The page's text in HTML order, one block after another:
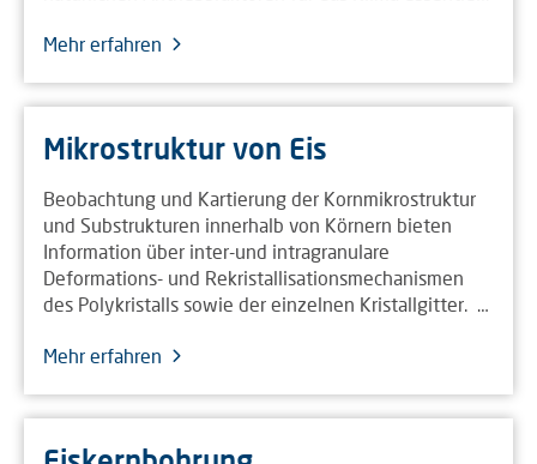
Mehr erfahren
Mikrostruktur von Eis
Beobachtung und Kartierung der Kornmikrostruktur
und Substrukturen innerhalb von Körnern bieten
Information über inter-und intragranulare
Deformations- und Rekristallisationsmechanismen
des Polykristalls sowie der einzelnen Kristallgitter. …
Mehr erfahren